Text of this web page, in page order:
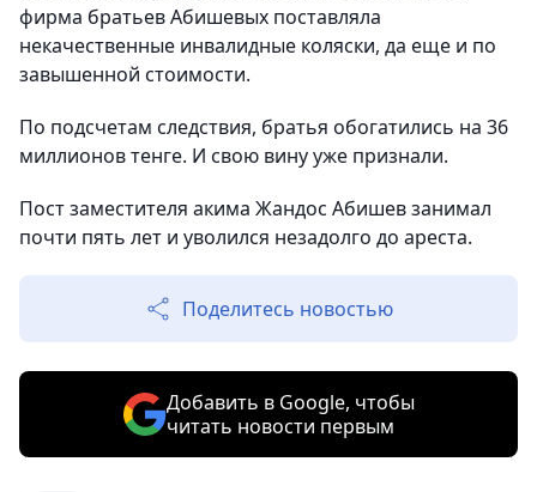
фирма братьев Абишевых поставляла
некачественные инвалидные коляски, да еще и по
завышенной стоимости.
По подсчетам следствия, братья обогатились на 36
миллионов тенге. И свою вину уже признали.
Пост заместителя акима Жандос Абишев занимал
почти пять лет и уволился незадолго до ареста.
Поделитесь новостью
Добавить в Google, чтобы
читать новости первым